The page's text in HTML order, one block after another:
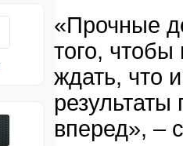
«Прочные
того,
ждать, что
вперед», –